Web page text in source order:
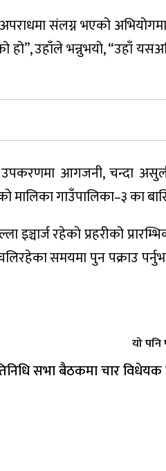
संलग्न भएको
हो”, उहाँले भन्नुभयो, “उहाँ
आगजनी, चन्दा
मालिका गाउँपालिका–३ का
रहेको प्रहरीको
समयमा पुन पक्राउ
यो
सभा बैठकमा चार विधेयक